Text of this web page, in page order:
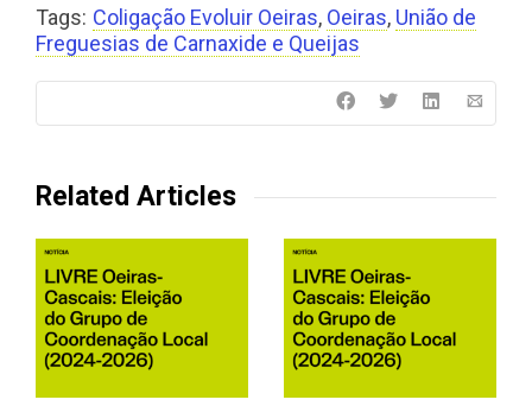
Tags: Coligação Evoluir Oeiras, Oeiras, União de
Freguesias de Carnaxide e Queijas
Related Articles